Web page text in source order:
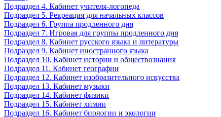
Подраздел 4. Кабинет учителя-логопеда
Подраздел 5. Рекреация для начальных классов
Подраздел 6. Группа продленного дня
Подраздел 7. Игровая для группы продленного дня
Подраздел 8. Кабинет русского языка и литературы
Подраздел 9. Кабинет иностранного языка
Подраздел 10. Кабинет истории и обществознания
Подраздел 11. Кабинет географии
Подраздел 12. Кабинет изобразительного искусства
Подраздел 13. Кабинет музыки
Подраздел 14. Кабинет физики
Подраздел 15. Кабинет химии
Подраздел 16. Кабинет биологии и экологии